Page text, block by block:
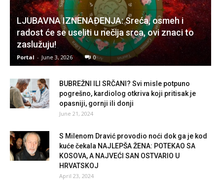
LJUBAVNA IZNENAĐENJA: Sreća, osmeh i
radost će se useliti u nečija srca, ovi znaci to
zaslužuju!
Portal - June 3, 2026 0
BUBREŽNI ILI SRČANI? Svi misle potpuno
pogrešno, kardiolog otkriva koji pritisak je
opasniji, gornji ili donji
June 21, 2024
S Milenom Dravić provodio noći dok ga je kod
kuće čekala NAJLEPŠA ŽENA: POTEKAO SA
KOSOVA, A NAJVEĆI SAN OSTVARIO U
HRVATSKOJ
April 23, 2024